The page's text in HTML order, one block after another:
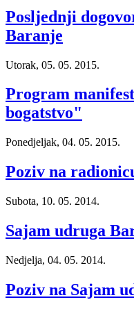
Posljednji
Baranje
Utorak, 05. 05. 2015.
Program
bogatstvo"
Ponedjeljak, 04. 05. 2015.
Poziv na
Subota, 10. 05. 2014.
Sajam udruga
Nedjelja, 04. 05. 2014.
Poziv na Sajam